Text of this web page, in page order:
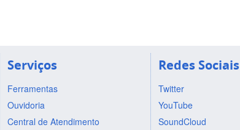
Serviços
Ferramentas
Ouvidoria
Central de Atendimento
Redes Sociais
Twitter
YouTube
SoundCloud